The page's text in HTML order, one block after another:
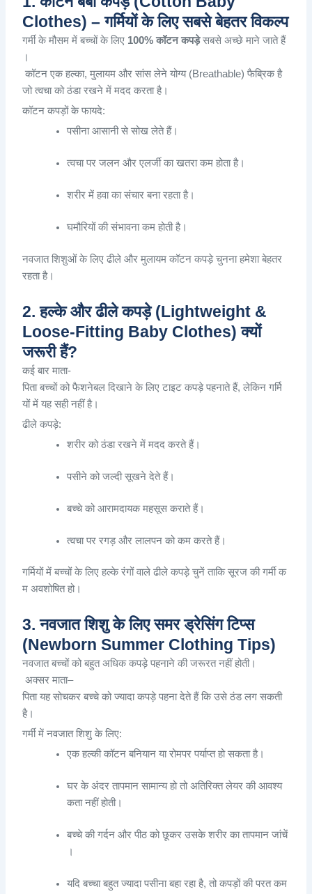
Clothes) – गर्मियों के लिए सबसे बेहतर विकल्प
गर्मी के मौसम में बच्चों के लिए 100%कॉटन कपड़े सबसे अच्छे माने जाते हैं
।
कॉटन एक हल्का,मुलायम और सांस लेने योग्य(Breathable)फैब्रिक है
जो त्वचा को ठंडा रखने में मदद करता है।
कॉटन कपड़ों के फायदे:
पसीना आसानी से सोख लेते हैं।
त्वचा पर जलन और एलर्जी का खतरा कम होता है।
शरीर में हवा का संचार बना रहता है।
घमौरियों की संभावना कम होती है।
नवजात शिशुओं के लिए ढीले और मुलायम कॉटन कपड़े चुनना हमेशा बेहतर
रहता है।
2. हल्के और ढीले कपड़े (Lightweight &
Loose-Fitting Baby Clothes) क्यों
जरूरी हैं?
कई बार माता-
पिता बच्चों को फैशनेबल दिखाने के लिए टाइट कपड़े पहनाते हैं,लेकिन गर्मि
यों में यह सही नहीं है।
ढीले कपड़े:
शरीर को ठंडा रखने में मदद करते हैं।
पसीने को जल्दी सूखने देते हैं।
बच्चे को आरामदायक महसूस कराते हैं।
त्वचा पर रगड़ और लालपन को कम करते हैं।
गर्मियों में बच्चों के लिए हल्के रंगों वाले ढीले कपड़े चुनें ताकि सूरज की गर्मी क
म अवशोषित हो।
3. नवजात शिशु के लिए समर ड्रेसिंग टिप्स
(Newborn Summer Clothing Tips)
नवजात बच्चों को बहुत अधिक कपड़े पहनाने की जरूरत नहीं होती।
अक्सर माता–
पिता यह सोचकर बच्चे को ज्यादा कपड़े पहना देते हैं कि उसे ठंड लग सकती
है।
गर्मी में नवजात शिशु के लिए:
एक हल्की कॉटन बनियान या रोमपर पर्याप्त हो सकता है।
घर के अंदर तापमान सामान्य हो तो अतिरिक्त लेयर की आवश्य
कता नहीं होती।
बच्चे की गर्दन और पीठ को छूकर उसके शरीर का तापमान जांचें
।
यदि बच्चा बहुत ज्यादा पसीना बहा रहा है,तो कपड़ों की परत कम